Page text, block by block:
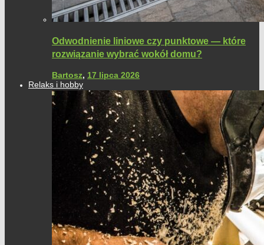
Odwodnienie liniowe czy punktowe — które
rozwiązanie wybrać wokół domu?
Bartosz, 17 lipca 2026
Relaks i hobby